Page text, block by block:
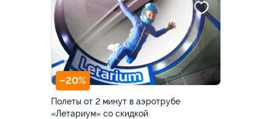
–20%
Полеты от 2 минут в аэротрубе
«Летариум» со скидкой